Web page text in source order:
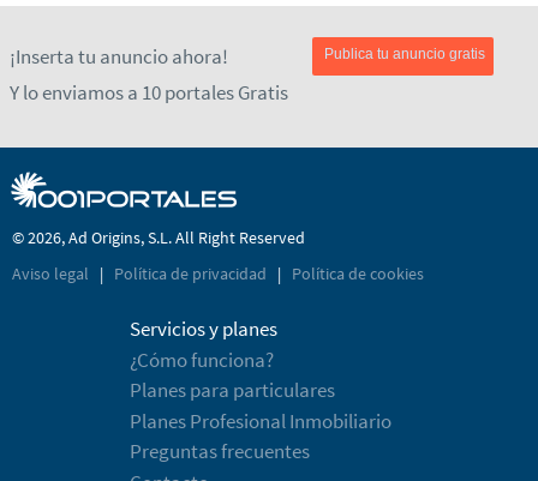
¡Inserta tu anuncio ahora!
Y lo enviamos a 10 portales Gratis
Publica tu anuncio gratis
© 2026, Ad Origins, S.L. All Right Reserved
Aviso legal
| Política de privacidad | Política de cookies
Servicios y planes
¿Cómo funciona?
Planes para particulares
Planes Profesional Inmobiliario
Preguntas frecuentes